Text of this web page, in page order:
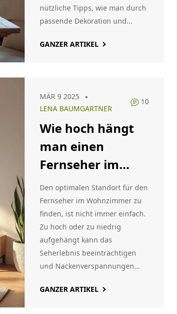
nützliche Tipps, wie man durch
passende Dekoration und
in Szene setzen kann. Erfahren
kreative Ideen, um Ihren
Esstisch zum Hingucker zu
machen. Auch die Rolle von
Sitzplatzgestaltung wird
beleuchtet. Machen Sie Ihr
Kombination aus Funktion und
Stil!
GANZER ARTIKEL
MÄR 9 2025
LENA BAUMGARTNER
10
Wie hoch hängt
man einen
Fernseher im
Wohnzimmer?
Den optimalen Standort für den
Fernseher im Wohnzimmer zu
finden, ist nicht immer einfach.
Zu hoch oder zu niedrig
aufgehängt kann das
Seherlebnis beeinträchtigen
und Nackenverspannungen
erfahren Sie, wie Sie die ideale
GANZER ARTIKEL